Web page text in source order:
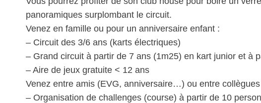
panoramiques surplombant le circuit.
Venez en famille ou pour un anniversaire enfant :
– Circuit des 3/6 ans (karts électriques)
– Grand circuit à partir de 7 ans (1m25) en kart junior et à
– Aire de jeux gratuite < 12 ans
Venez entre amis (EVG, anniversaire…) ou entre
– Organisation de challenges (course) à partir de 10